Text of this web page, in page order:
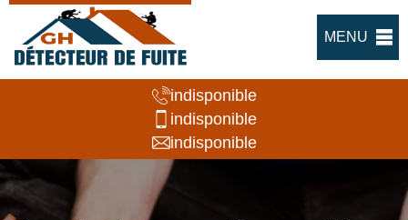
MENU
indisponible
indisponible
indisponible